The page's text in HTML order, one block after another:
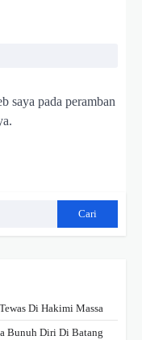
saya pada peramban
Cari
Di Hakimi Massa
Bunuh Diri Di Batang